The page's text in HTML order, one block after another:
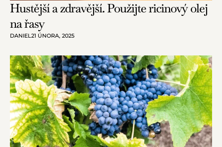
Hustější a zdravější. Použijte ricinový olej
na řasy
DANIEL21 ÚNORA, 2025